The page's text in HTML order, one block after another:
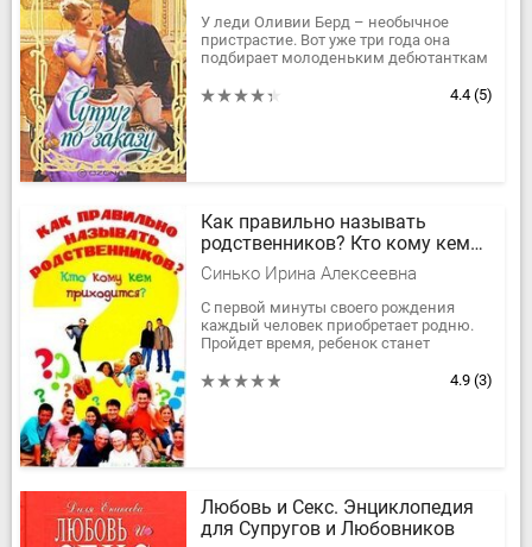
У леди Оливии Берд – необычное
пристрастие. Вот уже три года она
подбирает молоденьким дебютанткам
джентльменов – и еще ни разу не 4.4 (5)
Как правильно называть
родственников? Кто кому кем
приходится?
Синько Ирина Алексеевна
С первой минуты своего рождения
каждый человек приобретает родню.
Пройдет время, ребенок станет
а значит — новые родственники. И...
4.9 (3)
Любовь и Секс. Энциклопедия
для Супругов и Любовников